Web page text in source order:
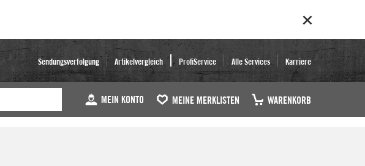
Sendungsverfolgung Artikelvergleich ProfiService Alle Services Karriere
MEIN KONTO MEINE MERKLISTEN WARENKORB